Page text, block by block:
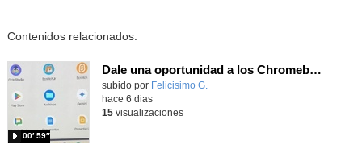
Contenidos relacionados:
Dale una oportunidad a los Chromebooks y utiliza un proyector para realizar talleres si no tienes pantallas táctiles
Contenido educativo.
subido por Felicisimo G.
00′ 59″
hace 6 dias
15visualizaciones